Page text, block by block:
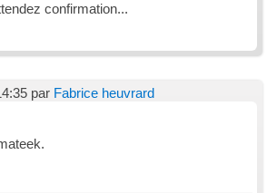
confirmation...
par Fabrice heuvrard